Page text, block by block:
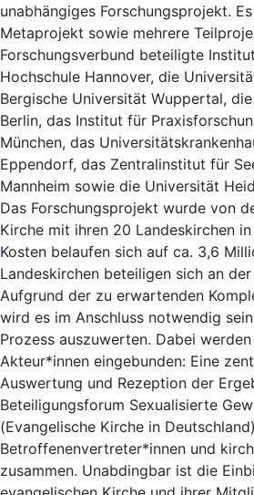
unabhängiges Forschungsprojekt.
Metaprojekt sowie mehrere
Forschungsverbund beteiligte
Hochschule Hannover, die
Bergische Universität Wuppertal,
Berlin, das Institut für
München, das
Eppendorf, das Zentralinstitut für
Mannheim sowie die Universität
Das Forschungsprojekt wurde von
Kirche mit ihren 20 Landeskirchen
Kosten belaufen sich auf ca. 3,6
Landeskirchen beteiligen sich an
Aufgrund der zu erwartenden
wird es im Anschluss notwendig
Prozess auszuwerten. Dabei
Akteur*innen eingebunden: Eine
Auswertung und Rezeption der
Beteiligungsforum Sexualisierte
(Evangelische Kirche in
Betroffenenvertreter*innen und
zusammen. Unabdingbar ist die